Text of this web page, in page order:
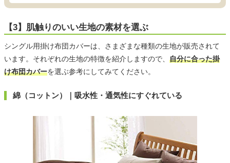
【3】肌触りのいい生地の素材を選ぶ
シングル用掛け布団カバーは、さまざまな種類の生地が販売されて
います。それぞれの生地の特徴を紹介しますので、 自分に合った掛
け布団カバーを選ぶ参考にしてみてください。
綿（コットン）｜吸水性・通気性にすぐれている